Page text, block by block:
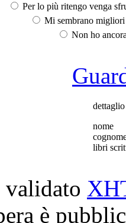
Per lo più ritengo venga
Mi sembrano
Non ho
nome
libri
validato
è